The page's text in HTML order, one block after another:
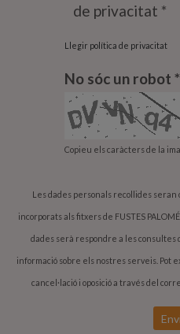
de privacitat *
Llegir política de privacitat
No sóc un robot *
Copieu els caràcters de la
Les dades personals recollides
incorporats als fitxers de FUSTES
dades serà respondre a les
informació sobre els nostres serveis. Pot
cancel·lació i oposició a través del